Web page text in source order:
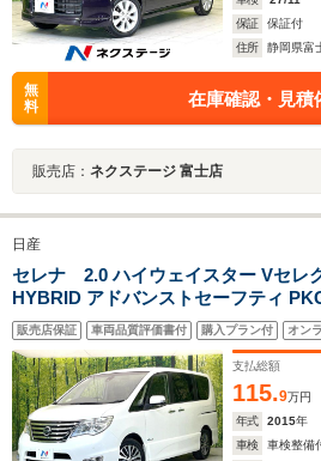
保証
保証付
住所
静岡県富
無
料
在庫確認・見積
販売店： ネクステージ 富士店
日産
セレナ 2.0 ハイウェイスター Vセレ
HYBRID アドバンストセーフティ
型ナビ 後席モニター 全方位モニ
シーブレーキ クルコン 両側パワ
コ オートエアコン リアオートエア
ド オートライト サンシェード
販売店保証 車両品質評価書付 購入プラン付 オン
支払総額
115.9万円
年式
2015年
車検
車検整備